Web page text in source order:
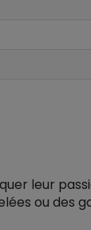
leur
ou des